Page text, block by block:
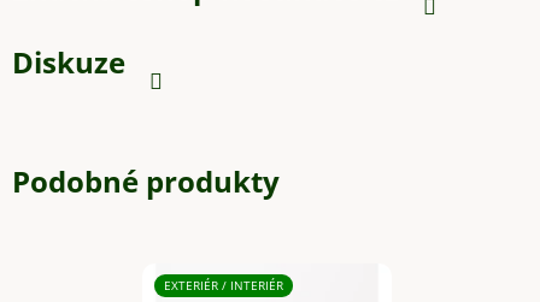
Diskuze
Podobné produkty
EXTERIÉR / INTERIÉR